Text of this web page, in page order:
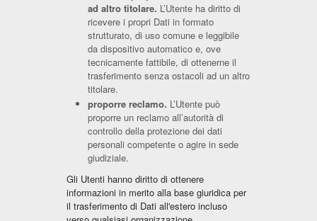
ad altro titolare. L’Utente ha diritto di
ricevere i propri Dati in formato
strutturato, di uso comune e leggibile
da dispositivo automatico e, ove
tecnicamente fattibile, di ottenerne il
trasferimento senza ostacoli ad un altro
titolare.
proporre reclamo. L’Utente può
proporre un reclamo all’autorità di
controllo della protezione dei dati
personali competente o agire in sede
giudiziale.
Gli Utenti hanno diritto di ottenere
informazioni in merito alla base giuridica per
il trasferimento di Dati all'estero incluso